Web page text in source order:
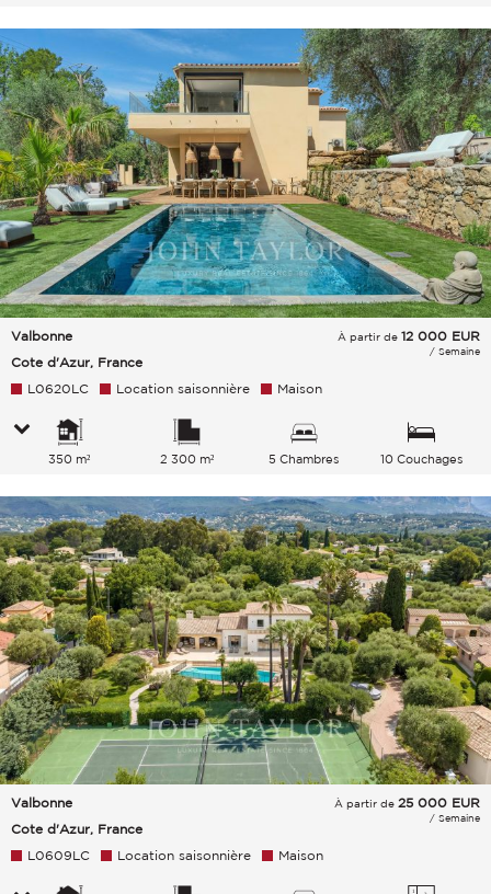
Valbonne
Cote d'Azur, France
À partir de 12 000 EUR
/ Semaine
L0620LC Location saisonnière Maison
350 m² 2 300 m² 5 Chambres 10 Couchages
Valbonne
Cote d'Azur, France
À partir de 25 000 EUR
/ Semaine
L0609LC Location saisonnière Maison